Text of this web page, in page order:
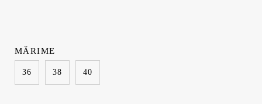
36 38 40
MĂRIME